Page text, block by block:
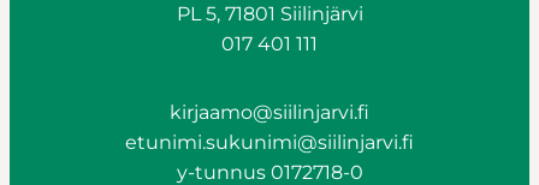
PL 5, 71801 Siilinjärvi
017 401 111
kirjaamo@siilinjarvi.fi
etunimi.sukunimi@siilinjarvi.fi
y-tunnus 0172718-0